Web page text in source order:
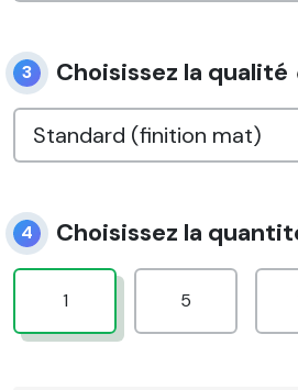
3 Choisissez la qualité
4 Choisissez la
1 5